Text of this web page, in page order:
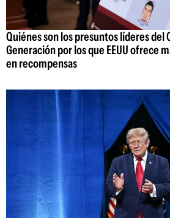
Quiénes son los presuntos líderes del
Generación por los que EEUU ofrece
en recompensas